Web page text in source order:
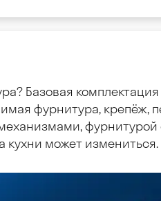
Базовая
фурнитура, крепёж,
кухни может измениться.